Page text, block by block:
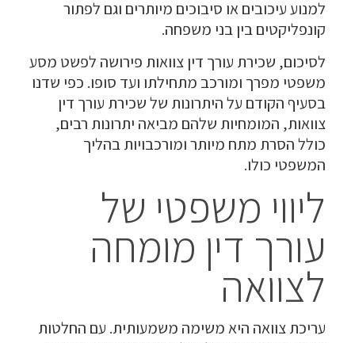
למנוע עיכובים או סיבוכים מיותרים וגם לפתור
קונפליקטים בין בני משפחה.
לסיכום, שכירת עורך דין צוואות פירושה לפשט מסע
משפטי מפרך ומורכב מתחילתו ועד סופו. כפי שדנו
בסעיף הקודם על היתרונות של שכירת עורך דין
צוואות, המומחיות שלהם מביאה יתרונות רבים,
כולל הסרת מתח מיותר ומורכבויות בהליך
המשפטי כולו.
ליווי משפטי של
עורך דין מומחה
לצוואה
עריכת צוואה היא משימה משמעותית. עם החלטות